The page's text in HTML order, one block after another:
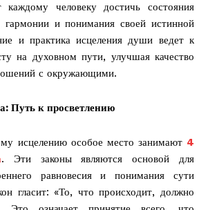
каждому человеку достичь состояния
гармонии и понимания своей истинной
и практика исцеления души ведет к
на духовном пути, улучшая качество
с окружающими.
Путь к просветлению
исцелению особое место занимают 4
. Эти законы являются основой для
равновесия и понимания сути
гласит: «То, что происходит, должно